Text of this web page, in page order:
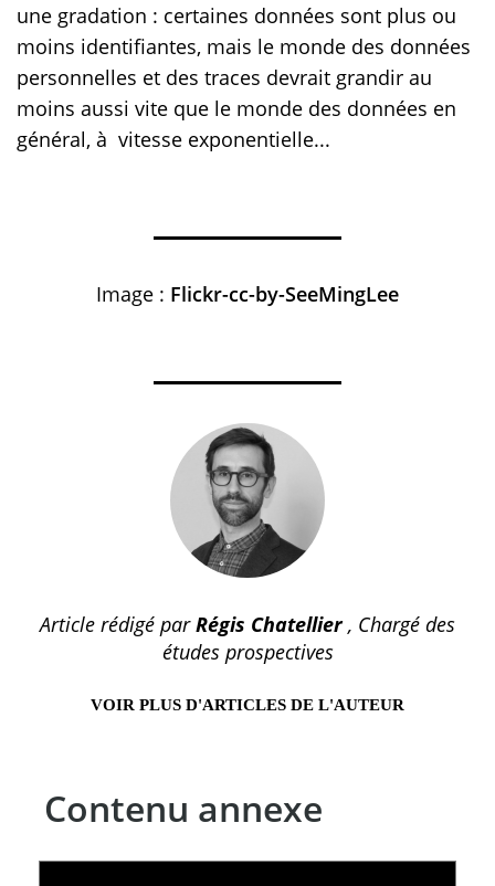
une gradation : certaines données sont plus ou
moins identifiantes, mais le monde des données
personnelles et des traces devrait grandir au
moins aussi vite que le monde des données en
général, à vitesse exponentielle...
Image : Flickr-cc-by-SeeMingLee
Article rédigé parRégis Chatellier, Chargé des
études prospectives
VOIR PLUS D'ARTICLES DE L'AUTEUR
Contenu annexe